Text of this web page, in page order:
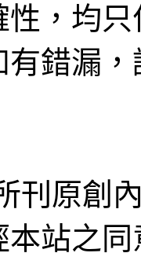
，均
有錯漏
刊原創
站之